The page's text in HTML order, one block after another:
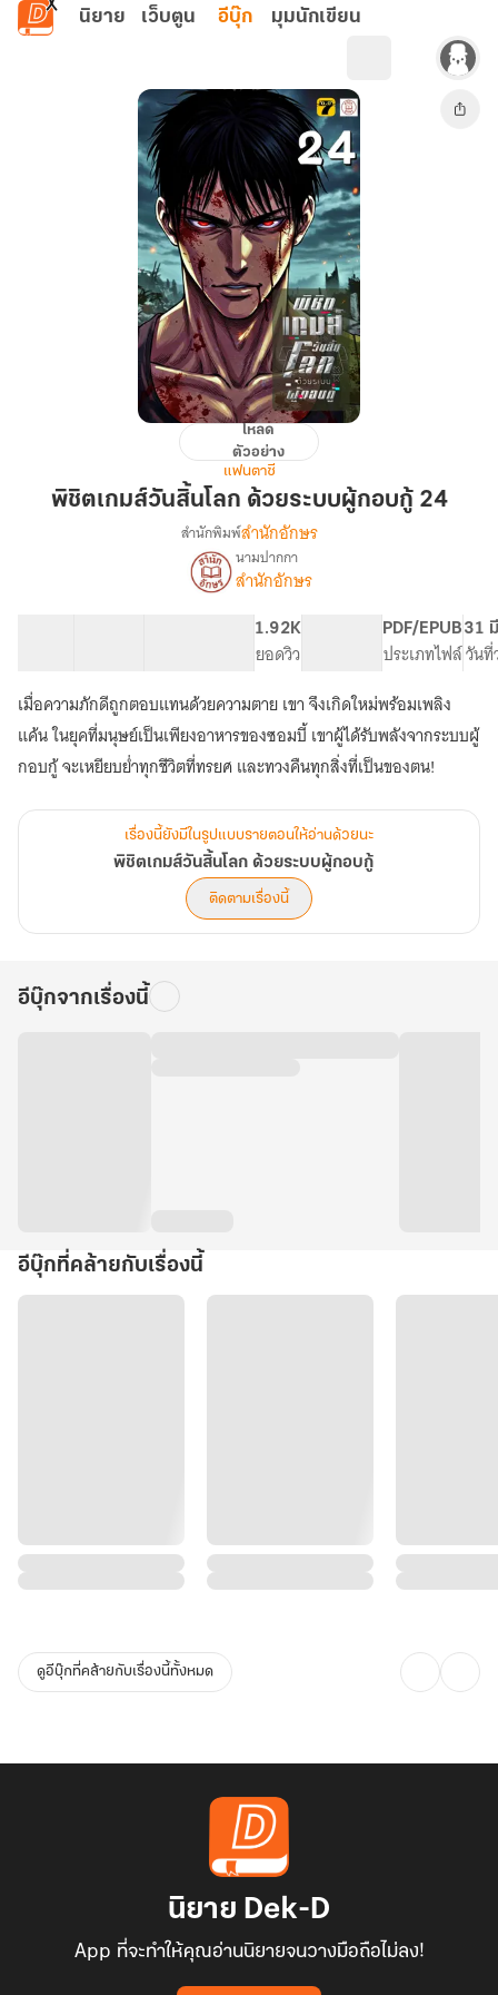
ข้ามไปยังเนื้อหาหลัก
นิยาย เว็บตูน อีบุ๊ก มุมนักเขียน
วัน
กู้
24
โหลด
ตัวอย่าง
แฟนตาซี
พิชิตเกมส์วันสิ้นโลก ด้วยระบบผู้กอบกู้ 24
เรื่อง
พิชิต
เกมส์
วัน
สิ้น
โลก
ด้วย
ระบบ
ผู้
กอบ
สำนักพิมพ์สำนักอักษร
นามปากกา
สำนักอักษร
1.92K
ยอดวิว
PDF/EPUB
ประเภทไฟล์
31
วันที่
เมื่อความภักดีถูกตอบแทนด้วยความตาย เขา จึงเกิดใหม่พร้อมเพลิง
แค้น ในยุคที่มนุษย์เป็นเพียงอาหารของซอมบี้ เขาผู้ได้รับพลังจากระบบผู้
กอบกู้ จะเหยียบย่ำทุกชีวิตที่ทรยศ และทวงคืนทุกสิ่งที่เป็นของตน!
เรื่องนี้ยังมีในรูปแบบรายตอนให้อ่านด้วยนะ
พิชิตเกมส์วันสิ้นโลก ด้วยระบบผู้กอบกู้
ติดตามเรื่องนี้
อีบุ๊กจากเรื่องนี้
อีบุ๊กที่คล้ายกับเรื่องนี้
ดูอีบุ๊กที่คล้ายกับเรื่องนี้ทั้งหมด
นิยาย Dek-D
App ที่จะทำให้คุณอ่านนิยายจนวางมือถือไม่ลง!